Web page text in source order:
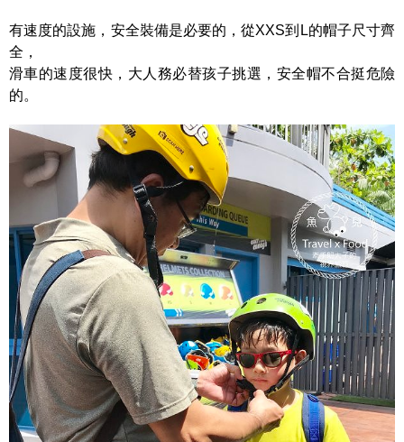
有速度的設施，安全裝備是必要的，從XXS到L的帽子尺寸齊
全，
滑車的速度很快，大人務必替孩子挑選，安全帽不合挺危險
的。